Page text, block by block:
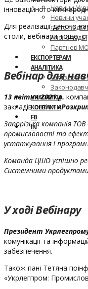
Новини
Новини
Фото подій
Анонс подій
Партнер
ЕКСПОРТЕРАМ
АНАЛІТИКА
Галузева
УЧАСНИКИ
КОНТАКТИ
FB
IN
інноваційного
Для реалізації даного
столи, вебінари тощо,
Вебінар для
13 квітня 2021 р.
закладів освіти
Запорізька компанія
промисловості та
устаткування і
Команда ЦШО успішно
Системними продуктами
У ході Вебінару
Президент
комунікації та
забезпечення.
Також пані Тетяна
«Укрлегпром: